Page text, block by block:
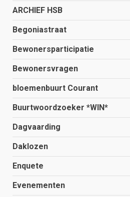
ARCHIEF HSB
Begoniastraat
Bewonersparticipatie
Bewonersvragen
bloemenbuurt Courant
Buurtwoordzoeker *WIN*
Dagvaarding
Daklozen
Enquete
Evenementen